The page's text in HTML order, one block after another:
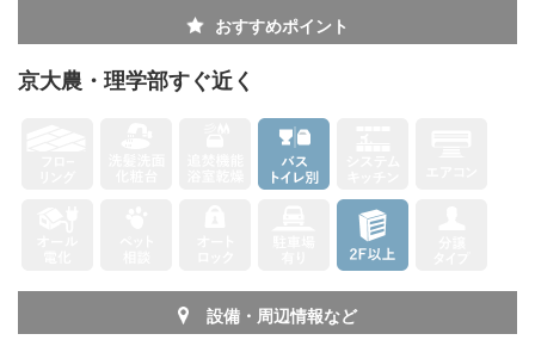
おすすめポイント
京大農・理学部すぐ近く
設備・周辺情報など